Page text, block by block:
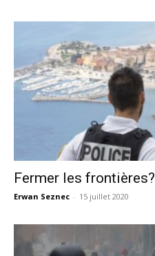
Fermer les
Erwan Seznec - 15 juillet 2020